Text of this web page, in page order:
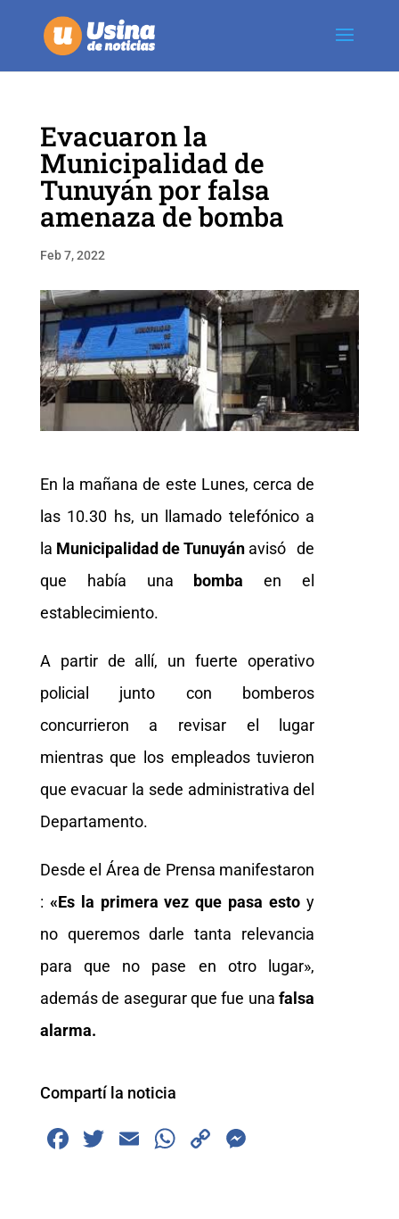
Evacuaron la
Municipalidad de
Tunuyán por falsa
amenaza de bomba
Feb 7, 2022
En la mañana de este Lunes, cerca de
las 10.30 hs, un llamado telefónico a
la Municipalidad de Tunuyánavisó de
que había una
bomba en el
establecimiento.
A partir de allí, un fuerte operativo
policial junto con bomberos
concurrieron a revisar el lugar
mientras que los empleados tuvieron
que evacuar la sede administrativa del
Departamento.
Desde el Área de Prensa manifestaron
: «Es la primera vez que pasa estoy
no queremos darle tanta relevancia
para que no pase en otro lugar»,
además de asegurar que fue unafalsa
alarma.
Compartí la noticia
F
T
E
W
C